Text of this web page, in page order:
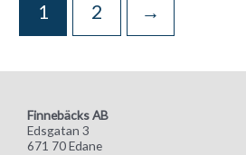
1 2 →
Finnebäcks AB
Edsgatan 3
671 70 Edane